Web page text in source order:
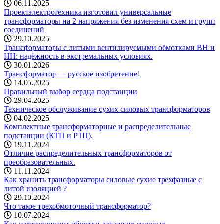
06.11.2025
Проектэлектротехника изготовил универсальные
трансформаторы на 2 напряжения без изменения схем и групп
соединений
29.10.2025
Трансформаторы с литыми вентилируемыми обмотками ВН и
НН: надёжность в экстремальных условиях.
30.01.2026
Трансформатор — русское изобретение!
14.05.2025
Правильный выбор сердца подстанции
29.04.2025
Техническое обслуживание сухих силовых трансформаторов
04.02.2025
Комплектные трансформаторные и распределительные
подстанции (КТП и РТП).
19.11.2024
Отличие распределительных трансформаторов от
преобразовательных.
11.11.2024
Как хранить трансформаторы силовые сухие трехфазные с
литой изоляцией ?
29.10.2024
Что такое трехобмоточный трансформатор?
10.07.2024